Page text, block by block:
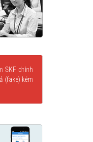
SKF chính
(fake) kém